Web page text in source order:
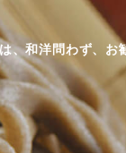
和洋問わず、